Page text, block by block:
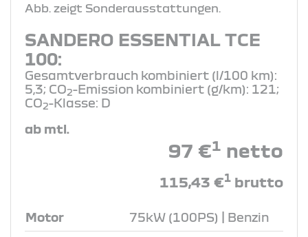
Abb. zeigt Sonderausstattungen.
SANDERO ESSENTIAL TCE
100:
Gesamtverbrauch kombiniert (l/100 km):
5,3; CO2-Emission kombiniert (g/km): 121;
CO2-Klasse: D
ab mtl.
97 €1 netto
115,43 €1 brutto
Motor 75kW (100PS) | Benzin